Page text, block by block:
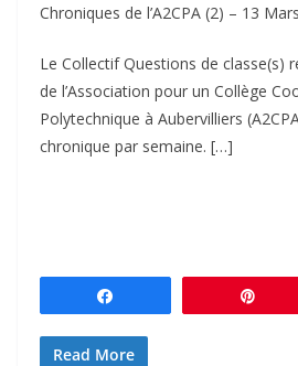
Chroniques de l’A2CPA (2) – 13
Le Collectif Questions de classe(s)
de l’Association pour un Collège
Polytechnique à Aubervilliers
chronique par semaine. […]
Read More